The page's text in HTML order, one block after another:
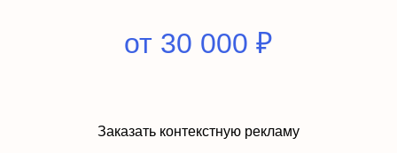
от 30 000 ₽
Заказать контекстную рекламу